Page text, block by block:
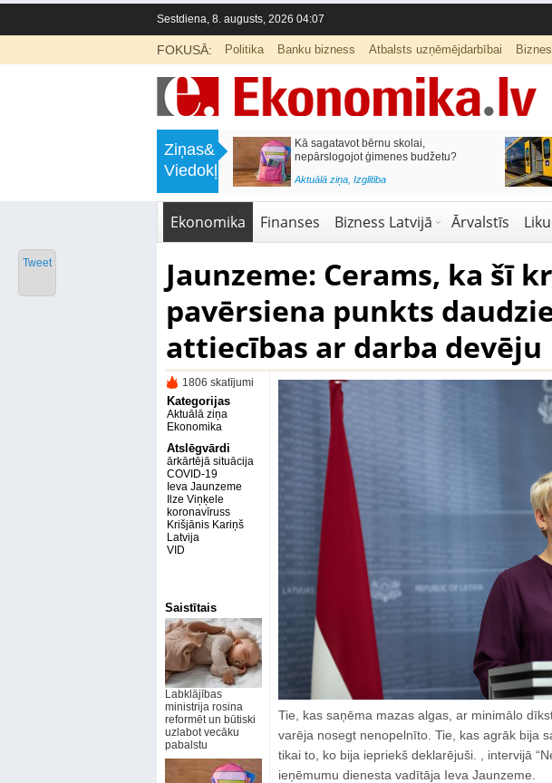
Sestdiena, 8. augusts, 2026 04:07
FOKUSĀ: Politika Banku bizness Atbalsts uzņēmējdarbībai
Ziņas&
Viedokļi
Labklājības ministrija rosina reformēt
un būtiski uzlabot vecāku pabalstu
Kā sagatavot bērnu skolai,
nepārslogojot ģimenes budžetu?
Aktuālā ziņa, Izglītība
Ekonomika Finanses Bizness Latvijā Ārvalstīs
Jaunzeme: Cerams, ka šī
pavērsiena punkts
attiecības ar darba devēju
1806 skatījumi
Kategorijas
Aktuālā ziņa
Ekonomika
Atslēgvārdi
ārkārtējā situācija
COVID-19
Ieva Jaunzeme
Ilze Viņķele
koronavīruss
Krišjānis Kariņš
Latvija
VID
Saistītais
Labklājības
ministrija rosina
reformēt un būtiski
uzlabot vecāku
pabalstu
Tie, kas saņēma mazas algas, ar minimālo
varēja nosegt nenopelnīto. Tie, kas agrāk bija
tikai to, ko bija iepriekš deklarējuši. , intervijā
ieņēmumu dienesta vadītāja Ieva Jaunzeme.
Tweet